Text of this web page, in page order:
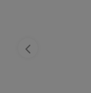
О рейтинге